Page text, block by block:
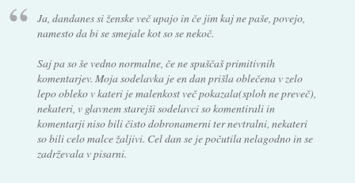
Ja, dandanes si ženske več upajo in če jim kaj ne paše, povejo,
namesto da bi se smejale kot so se nekoč.
Saj pa so še vedno normalne, če ne spuščaš primitivnih
komentarjev. Moja sodelavka je en dan prišla oblečena v zelo
lepo obleko v kateri je malenkost več pokazala(sploh ne preveč),
nekateri, v glavnem starejši sodelavci so komentirali in
komentarji niso bili čisto dobronamerni ter nevtralni, nekateri
so bili celo malce žaljivi. Cel dan se je počutila nelagodno in se
zadrževala v pisarni.